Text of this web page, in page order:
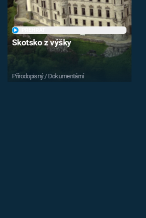
Skotsko z výšky
Přírodopisný / Dokumentární